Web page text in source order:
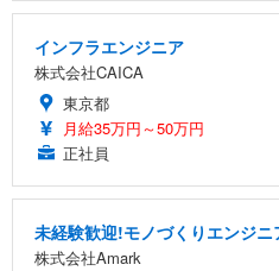
インフラエンジニア
株式会社CAICA
東京都
月給35万円～50万円
正社員
未経験歓迎!モノづくりエンジ
株式会社Amark